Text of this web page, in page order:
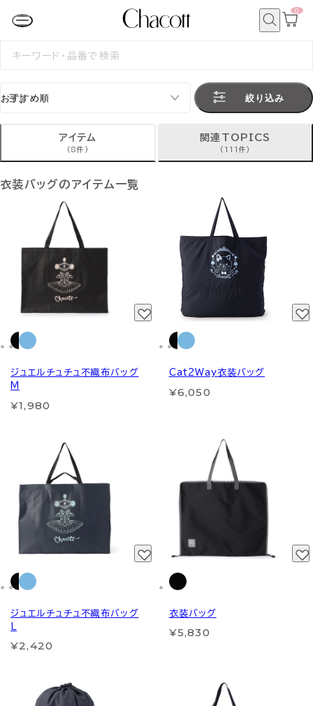
カ
0
検
絞り込み
アイテム
(8件)
関連TOPICS
(111件)
衣装バッグのアイテム一覧
ジュエルチュチュ不織布バッグ
M
¥1,980
Cat2Way衣装バッグ
¥6,050
ジュエルチュチュ不織布バッグ
¥2,420
衣装バッグ
¥5,830